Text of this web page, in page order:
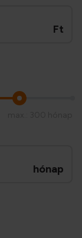
Ft
hónap